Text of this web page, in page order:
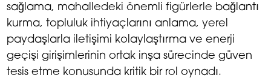
sağlama, mahalledeki önemli figürlerle bağlantı
kurma, topluluk ihtiyaçlarını anlama, yerel
paydaşlarla iletişimi kolaylaştırma ve enerji
geçişi girişimlerinin ortak inşa sürecinde güven
tesis etme konusunda kritik bir rol oynadı.